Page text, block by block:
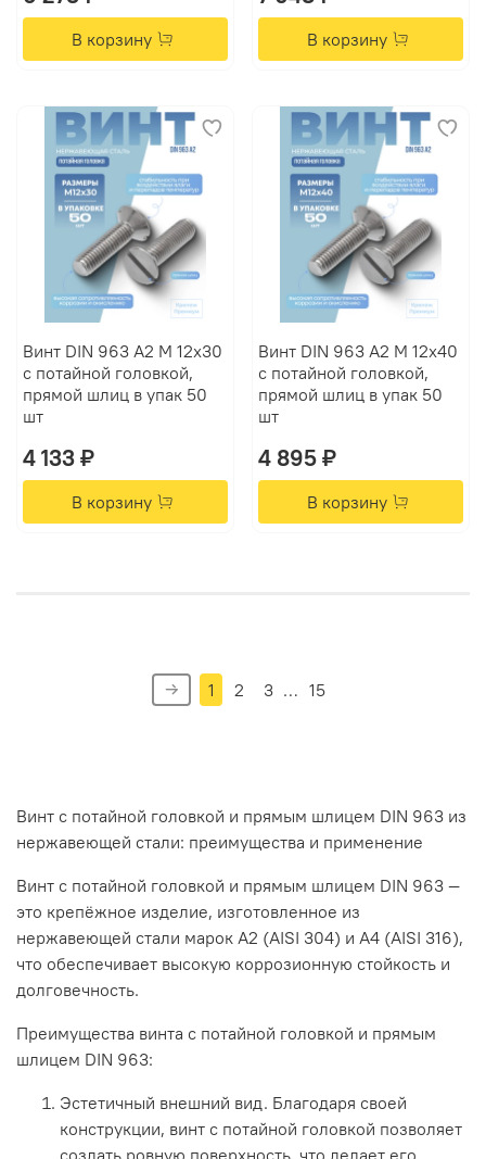
В корзину В корзину
Винт DIN 963 А2 M 12х30
с потайной головкой,
прямой шлиц в упак 50
шт
4 133 ₽
В корзину
Винт DIN 963 А2 M 12х40
с потайной головкой,
прямой шлиц в упак 50
шт
4 895 ₽
В корзину
1 2 3 … 15
Винт с потайной головкой и прямым шлицем DIN 963 из
нержавеющей стали: преимущества и применение
Винт с потайной головкой и прямым шлицем DIN 963 —
это крепёжное изделие, изготовленное из
нержавеющей стали марок А2 (AISI 304) и А4 (AISI 316),
что обеспечивает высокую коррозионную стойкость и
долговечность.
Преимущества винта с потайной головкой и прямым
шлицем DIN 963:
Эстетичный внешний вид. Благодаря своей
конструкции, винт с потайной головкой позволяет